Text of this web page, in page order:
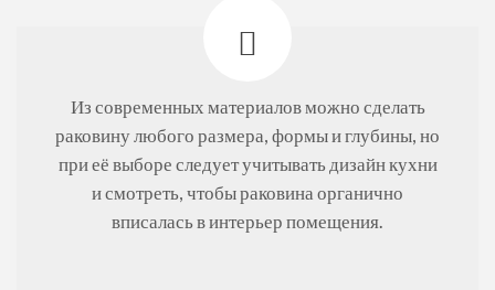
Из современных материалов можно сделать
раковину любого размера, формы и глубины, но
при её выборе следует учитывать дизайн кухни
и смотреть, чтобы раковина органично
вписалась в интерьер помещения.